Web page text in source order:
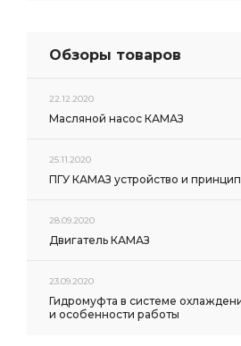
Обзоры товаров
22.12.2020
Масляной насос КАМАЗ
25.11.2020
ПГУ КАМАЗ устройство и
28.09.2020
Двигатель КАМАЗ
23.09.2020
Гидромуфта в системе
и особенности работы